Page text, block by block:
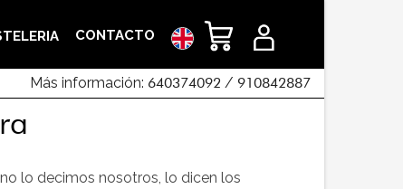
CONTACTO
Más información: 640374092 / 910842887
lo decimos nosotros, lo dicen los